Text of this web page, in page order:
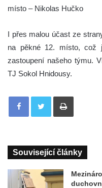
místo – Nikolas Hučko
I přes malou účast ze
na pěkné 12. místo, což
zastoupení našeho týmu.
TJ Sokol Hnidousy.
Tisknout
Související články